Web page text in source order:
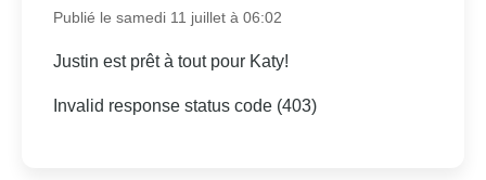
Publié le samedi 11 juillet à 06:02
Justin est prêt à tout pour Katy!
Invalid response status code (403)